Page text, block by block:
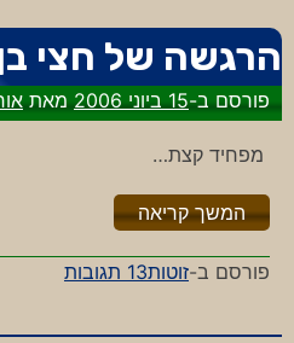
הרגשה של חצי
פורסם ב-15 ביוני 2006 מאת
מפחיד קצת…
המשך קריאה"%s"
פורסם ב-זוטות13 תגובות
על
של